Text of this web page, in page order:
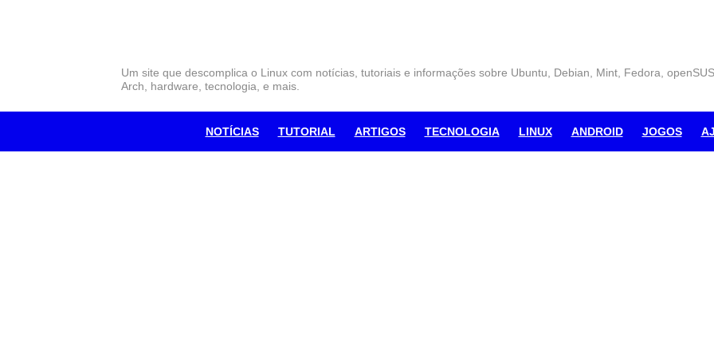
Um site que descomplica o Linux com notícias, tutoriais e informações sobre Ubuntu, Debian, Mint, Fedora,
Arch, hardware, tecnologia, e mais.
NOTÍCIAS TUTORIAL ARTIGOS TECNOLOGIA LINUX ANDROID JOGOS